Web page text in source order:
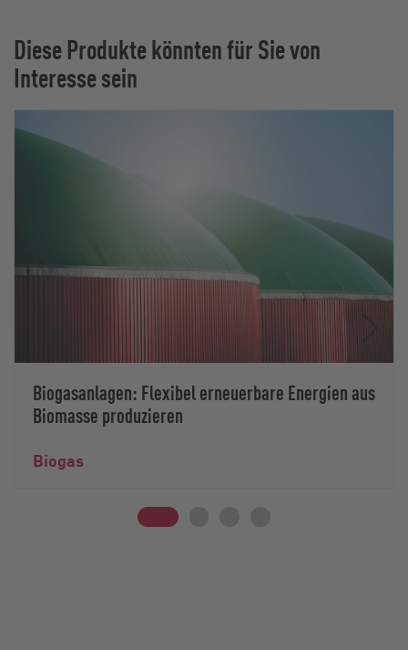
Diese Produkte könnten für Sie von
Interesse sein
Biogasanlagen: Flexibel erneuerbare Energien aus
Biomasse produzieren
Biogas